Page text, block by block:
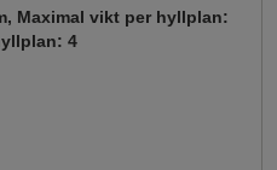
Maximal vikt per hyllplan:
4